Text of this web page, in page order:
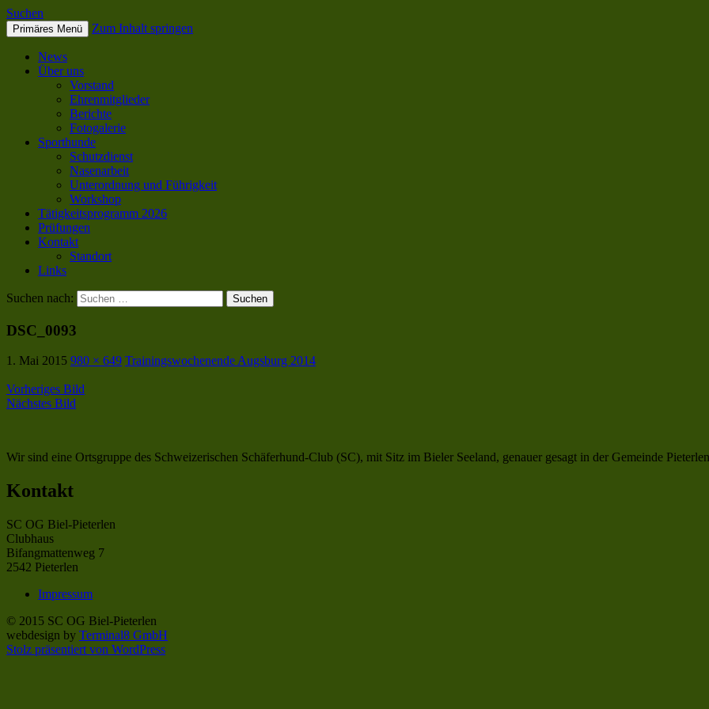
SC OG Biel-Pieterlen
Suchen
Primäres Menü Zum Inhalt springen
News
Über uns
Vorstand
Ehrenmitglieder
Berichte
Fotogalerie
Sporthunde
Schutzdienst
Nasenarbeit
Unterordnung und Führigkeit
Workshop
Tätigkeitsprogramm 2026
Prüfungen
Kontakt
Standort
Links
Suchen nach:
DSC_0093
1. Mai 2015 980 × 649 Trainingswochenende Augsburg 2014
Vorheriges Bild
Nächstes Bild
Wir sind eine Ortsgruppe des Schweizerischen Schäferhund-Club (SC), mit Sitz im Bieler Seeland, genauer gesagt in der Gemeinde
Kontakt
SC OG Biel-Pieterlen
Clubhaus
Bifangmattenweg 7
2542 Pieterlen
Impressum
© 2015 SC OG Biel-Pieterlen
webdesign by Terminal8 GmbH
Stolz präsentiert von WordPress